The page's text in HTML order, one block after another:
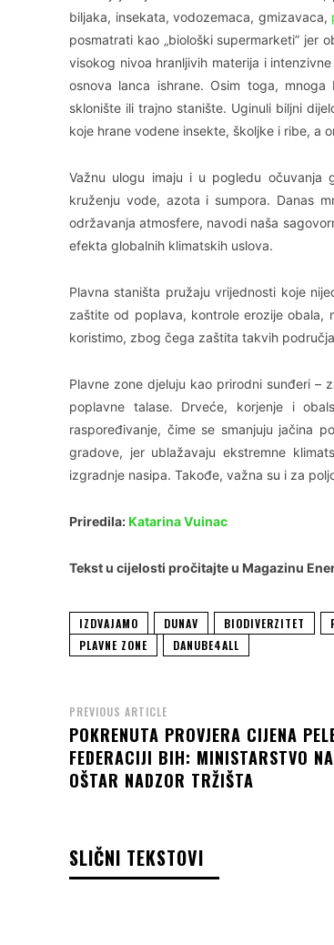
biljaka, insekata, vodozemaca, gmizavaca,
posmatrati kao „biološki supermarketi” jer
visokog nivoa hranljivih materija i
osnova lanca ishrane. Osim toga,
sklonište ili trajno stanište. Uginuli biljni
koje hrane vodene insekte, školjke i ribe, a
Važnu ulogu imaju i u pogledu očuvanja
kruženju vode, azota i sumpora. Danas
održavanja atmosfere, navodi naša
efekta globalnih klimatskih uslova.
Plavna staništa pružaju vrijednosti koje
zaštite od poplava, kontrole erozije obala,
koristimo, zbog čega zaštita takvih
Plavne zone djeluju kao prirodni sunđeri –
poplavne talase. Drveće, korjenje i
raspoređivanje, čime se smanjuju jačina
gradove, jer ublažavaju ekstremne
izgradnje nasipa. Takođe, važna su i za
Priredila:Katarina Vuinac
Tekst u cijelosti pročitajte u Magazinu
IZDVAJAMO DUNAV BIODIVERZITET
PLAVNE ZONE
DANUBE4ALL
PREVIOUS ARTICLE
POKRENUTA PROVJERA CIJENA
FEDERACIJI BIH: MINISTARSTVO
OŠTAR NADZOR TRŽIŠTA
SLIČNI TEKSTOVI